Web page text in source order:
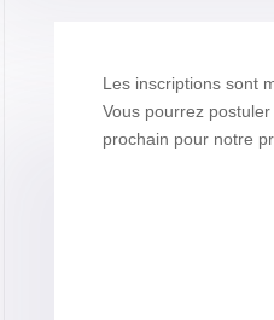
Les inscriptions sont
Vous pourrez
prochain pour notre